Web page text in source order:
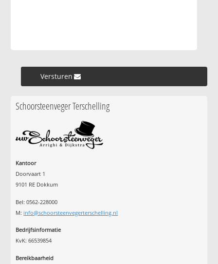
Versturen »
Schoorsteenveger Terschelling
Kantoor
Doorvaart 1
9101 RE Dokkum
Bel: 0562-228000
M: info@schoorsteenvegerterschelling.nl
Bedrijfsinformatie
KvK: 66539854
Bereikbaarheid